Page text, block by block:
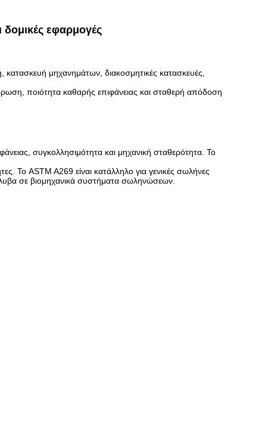
εφαρμογές
μηχανημάτων, διακοσμητικές κατασκευές,
ποιότητα καθαρής επιφάνειας και σταθερή απόδοση
συγκολλησιμότητα και μηχανική σταθερότητα. Το
Το ASTM A269 είναι κατάλληλο για γενικές σωλήνες
σε βιομηχανικά συστήματα σωληνώσεων.